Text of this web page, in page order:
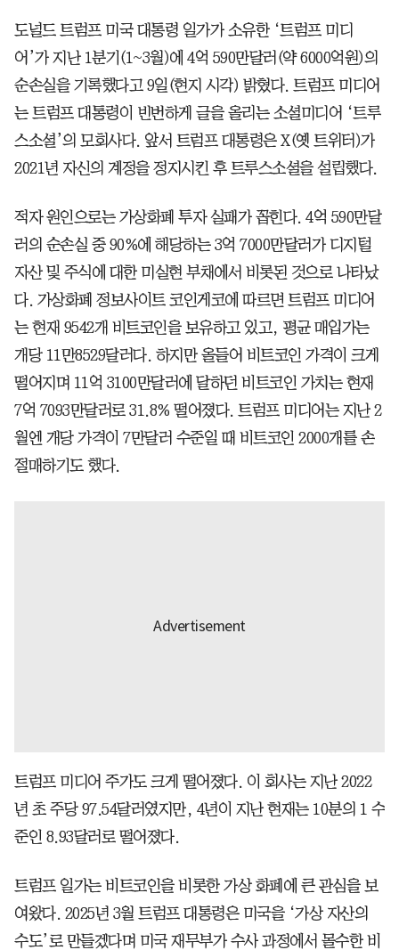
도널드 트럼프 미국 대통령 일가가 소유한 ‘트럼프 미디
어’가 지난 1분기(1~3월)에 4억 590만달러(약 6000억원)의
순손실을 기록했다고 9일(현지 시각) 밝혔다. 트럼프 미디어
는 트럼프 대통령이 빈번하게 글을 올리는 소셜미디어 ‘트루
스소셜’의 모회사다. 앞서 트럼프 대통령은 X(옛 트위터)가
2021년 자신의 계정을 정지시킨 후 트루스소셜을 설립했다.
적자 원인으로는 가상화폐 투자 실패가 꼽힌다. 4억 590만달
러의 순손실 중 90%에 해당하는 3억 7000만달러가 디지털
자산 및 주식에 대한 미실현 부채에서 비롯된 것으로 나타났
다. 가상화폐 정보사이트 코인게코에 따르면 트럼프 미디어
는 현재 9542개 비트코인을 보유하고 있고, 평균 매입가는
개당 11만8529달러다. 하지만 올들어 비트코인 가격이 크게
떨어지며 11억 3100만달러에 달하던 비트코인 가치는 현재
7억 7093만달러로 31.8% 떨어졌다. 트럼프 미디어는 지난 2
월엔 개당 가격이 7만달러 수준일 때 비트코인 2000개를 손
절매하기도 했다.
트럼프 미디어 주가도 크게 떨어졌다. 이 회사는 지난 2022
년 초 주당 97.54달러였지만, 4년이 지난 현재는 10분의 1 수
준인 8.93달러로 떨어졌다.
트럼프 일가는 비트코인을 비롯한 가상 화폐에 큰 관심을 보
여왔다. 2025년 3월 트럼프 대통령은 미국을 ‘가상 자산의
수도’로 만들겠다며 미국 재무부가 수사 과정에서 몰수한 비